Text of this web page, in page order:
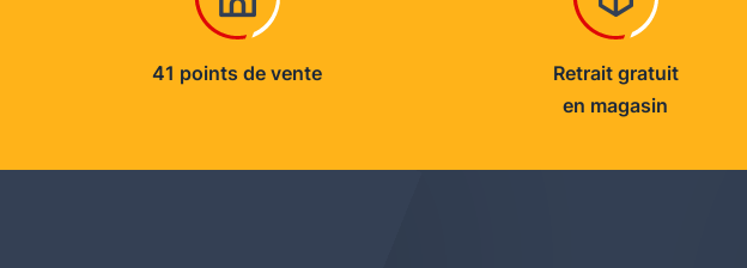
41 points de vente
Retrait gratuit
en magasin